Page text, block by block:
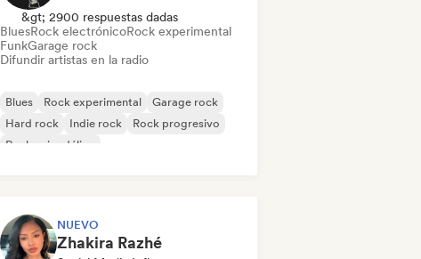
&gt; 2900 respuestas dadas
BluesRock electrónicoRock experimental
FunkGarage rock
Difundir artistas en la radio
Blues Rock experimental
Garage rock
Hard rock
Indie rock
Rock progresivo
Rock psicodélico
NUEVO
Zhakira Razhé